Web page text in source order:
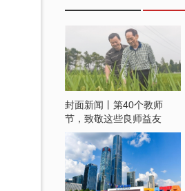
封面新闻丨第40个教师
节，致敬这些良师益友